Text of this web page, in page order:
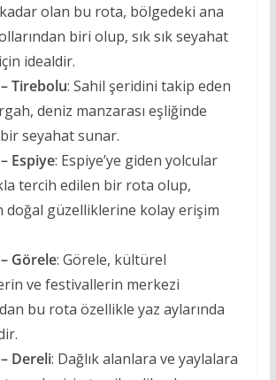
kadar olan bu rota, bölgedeki ana
biri olup, sık sık seyahat
idealdir.
Tirebolu: Sahil şeridini takip eden
deniz manzarası eşliğinde
seyahat sunar.
Espiye: Espiye’ye giden yolcular
tercih edilen bir rota olup,
doğal güzelliklerine kolay erişim
Görele: Görele, kültürel
ve festivallerin merkezi
bu rota özellikle yaz aylarında
Dereli: Dağlık alanlara ve yaylalara